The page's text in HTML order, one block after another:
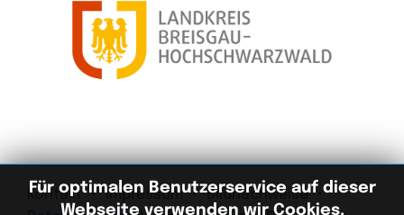
Für optimalen Benutzerservice auf dieser
Webseite verwenden wir Cookies.
Kontakt Impressum
Bildnachweise